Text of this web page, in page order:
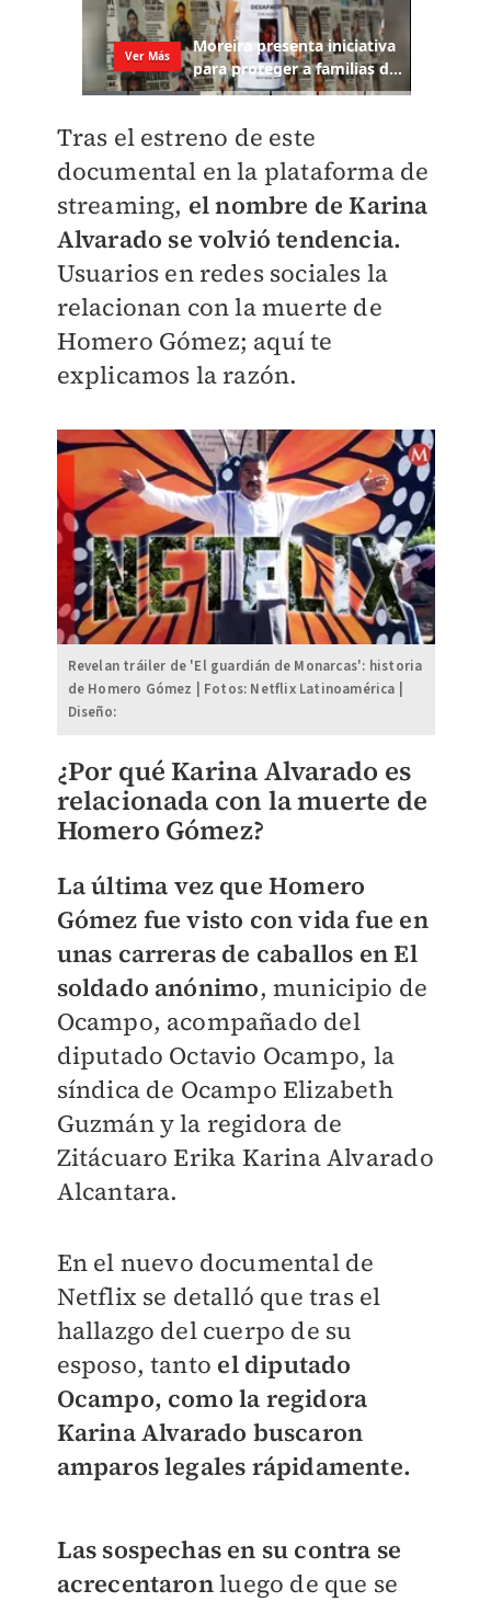
Tras el estreno de este
documental en la plataforma de
streaming, el nombre de Karina
Alvarado se volvió tendencia.
Usuarios en redes sociales la
relacionan con la muerte de
Homero Gómez; aquí te
explicamos la razón.
Revelan tráiler de 'El guardián de Monarcas': historia
de Homero Gómez | Fotos: Netflix Latinoamérica |
Diseño:
¿Por qué Karina Alvarado es
relacionada con la muerte de
Homero Gómez?
La última vez que Homero
Gómez fue visto con vida fue en
unas carreras de caballos en El
soldado anónimo, municipio de
Ocampo, acompañado del
diputado Octavio Ocampo, la
síndica de Ocampo Elizabeth
Guzmán y la regidora de
Zitácuaro Erika Karina Alvarado
Alcantara.
En el nuevo documental de
Netflix se detalló que tras el
hallazgo del cuerpo de su
esposo, tanto el diputado
Ocampo, como la regidora
Karina Alvarado buscaron
amparos legales rápidamente.
Las sospechas en su contra se
acrecentaronluego de que se